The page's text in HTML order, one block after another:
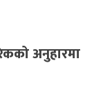
अनुहारमा